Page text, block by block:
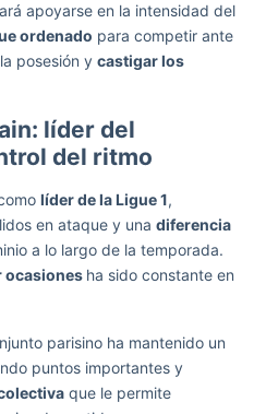
apoyarse en la intensidad del
ordenado para competir ante
posesión y castigar los
líder del
del ritmo
líder de la Ligue 1,
en ataque y una diferencia
a lo largo de la temporada.
ocasiones ha sido constante en
parisino ha mantenido un
puntos importantes y
que le permite